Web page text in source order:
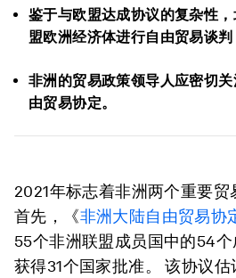
鉴于与欧盟达成协议的复杂性
盟欧洲经济体进行自由贸易谈判
非洲的贸易政策领导人应密切
由贸易协定。
2021年标志着非洲两个重要贸
首先，《非洲大陆自由贸易协
55个非洲联盟成员国中的54
获得31个国家批准。 该协议